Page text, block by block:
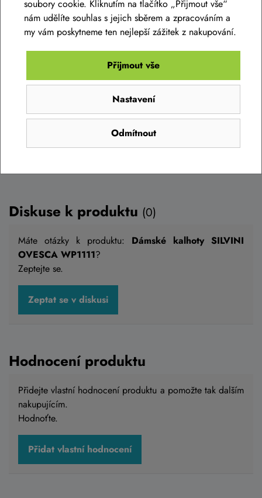
Dámská bunda SILVINI Cesi WJ1143 tiger
3 690 Kč
Detail
Diskuse k produktu (0)
Máte otázky k produktu: Dámské kalhoty SILVINI
OVESCA WP1111?
Zeptejte se.
Zeptat se v diskusi
Hodnocení produktu
Přidejte vlastní hodnocení produktu a pomožte tak dalším
nakupujícím.
Hodnoťte.
Přidat vlastní hodnocení
soubory cookie. Kliknutím na tlačítko „Přijmout vše“
nám udělíte souhlas s jejich sběrem a zpracováním a
my vám poskytneme ten nejlepší zážitek z nakupování.
Odmítnout
Nastavení
Přijmout vše